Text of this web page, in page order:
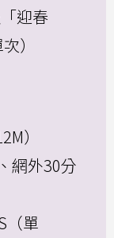
迎春
）
）
網外30分
（單